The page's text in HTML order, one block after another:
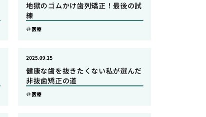
地獄のゴムかけ歯列矯正！最後の試
練
医療
健康な歯を抜きたくない私が選んだ
非抜歯矯正の道
2025.09.15
医療